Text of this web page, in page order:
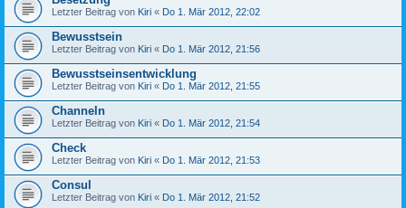
Letzter Beitrag von Kiri « Do 1. Mär 2012, 22:02
Bewusstsein
Letzter Beitrag von Kiri « Do 1. Mär 2012, 21:56
Bewusstseinsentwicklung
Letzter Beitrag von Kiri « Do 1. Mär 2012, 21:55
Channeln
Letzter Beitrag von Kiri « Do 1. Mär 2012, 21:54
Check
Letzter Beitrag von Kiri « Do 1. Mär 2012, 21:53
Consul
Letzter Beitrag von Kiri « Do 1. Mär 2012, 21:52